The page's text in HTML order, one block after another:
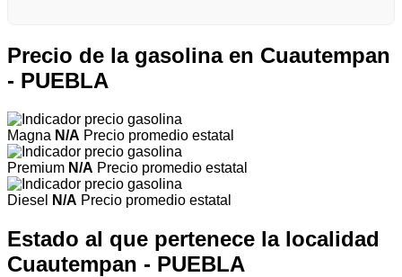
Precio de la gasolina en Cuautempan
- PUEBLA
Magna N/A Precio promedio estatal
Premium N/A Precio promedio estatal
Diesel N/A Precio promedio estatal
Estado al que pertenece la localidad
Cuautempan - PUEBLA